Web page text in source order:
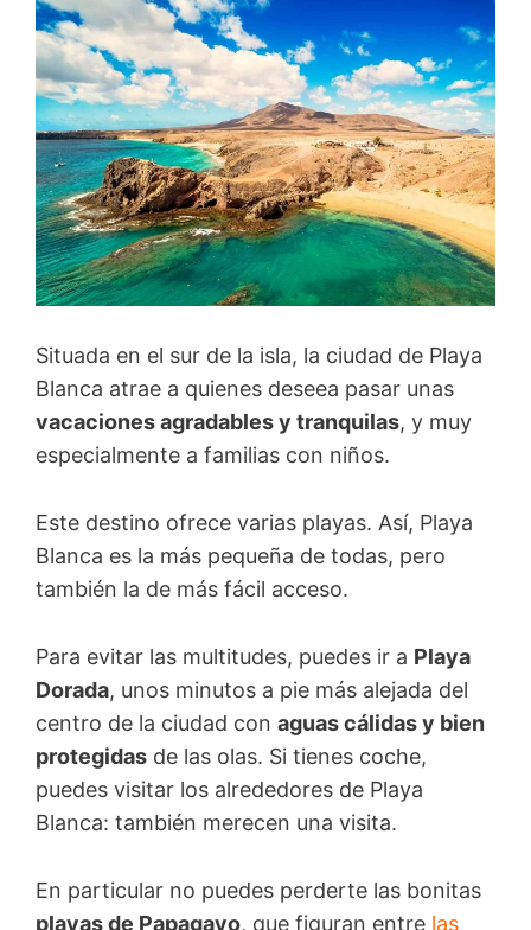
Situada en el sur de la isla, la ciudad de Playa
Blanca atrae a quienes deseea pasar unas
vacaciones agradables y tranquilas, y muy
especialmente a familias con niños.
Este destino ofrece varias playas. Así, Playa
Blanca es la más pequeña de todas, pero
también la de más fácil acceso.
Para evitar las multitudes, puedes ir a Playa
Dorada, unos minutos a pie más alejada del
centro de la ciudad con aguas cálidas y bien
protegidas de las olas. Si tienes coche,
puedes visitar los alrededores de Playa
Blanca: también merecen una visita.
En particular no puedes perderte las bonitas
playas de Papagayo, que figuran entre las